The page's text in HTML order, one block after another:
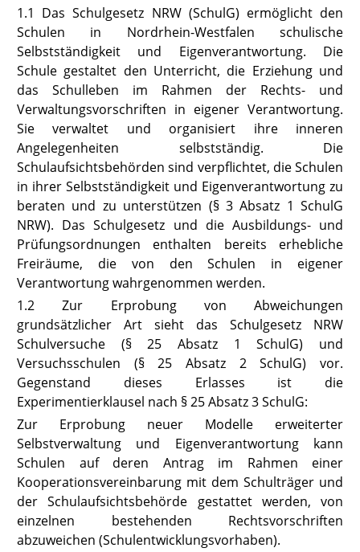
1.1 Das Schulgesetz NRW (SchulG) ermöglicht den
Schulen in Nordrhein-Westfalen schulische
Selbstständigkeit und Eigenverantwortung. Die
Schule gestaltet den Unterricht, die Erziehung und
das Schulleben im Rahmen der Rechts- und
Verwaltungsvorschriften in eigener Verantwortung.
Sie verwaltet und organisiert ihre inneren
Angelegenheiten selbstständig. Die
Schulaufsichtsbehörden sind verpflichtet, die Schulen
in ihrer Selbstständigkeit und Eigenverantwortung zu
beraten und zu unterstützen (§ 3 Absatz 1 SchulG
NRW). Das Schulgesetz und die Ausbildungs- und
Prüfungsordnungen enthalten bereits erhebliche
Freiräume, die von den Schulen in eigener
Verantwortung wahrgenommen werden.
1.2 Zur Erprobung von Abweichungen
grundsätzlicher Art sieht das Schulgesetz NRW
Schulversuche (§ 25 Absatz 1 SchulG) und
Versuchsschulen (§ 25 Absatz 2 SchulG) vor.
Gegenstand dieses Erlasses ist die
Experimentierklausel nach § 25 Absatz 3 SchulG:
Zur Erprobung neuer Modelle erweiterter
Selbstverwaltung und Eigenverantwortung kann
Schulen auf deren Antrag im Rahmen einer
Kooperationsvereinbarung mit dem Schulträger und
der Schulaufsichtsbehörde gestattet werden, von
einzelnen bestehenden Rechtsvorschriften
abzuweichen (Schulentwicklungsvorhaben).